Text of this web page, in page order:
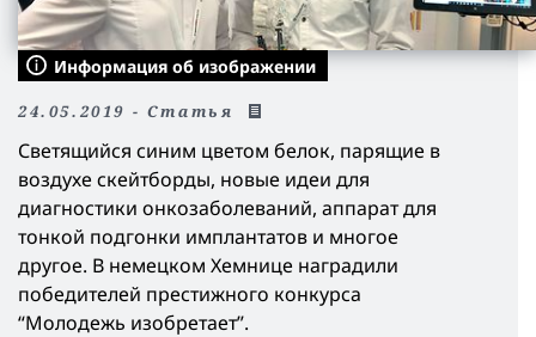
Информация об изображении
24.05.2019 - Статья
Светящийся синим цветом белок, парящие в
воздухе скейтборды, новые идеи для
диагностики онкозаболеваний, аппарат для
тонкой подгонки имплантатов и многое
другое. В немецком Хемнице наградили
победителей престижного конкурса
“Молодежь изобретает”.